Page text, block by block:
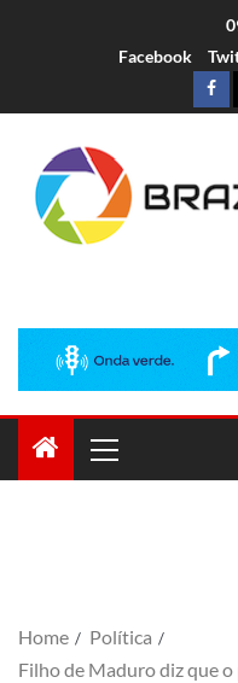
Facebook
Home
Política
Filho de Maduro diz que